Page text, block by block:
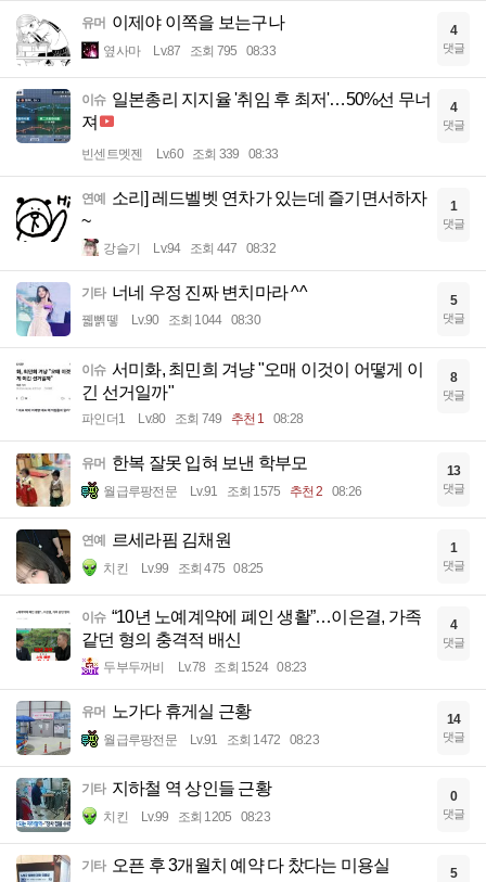
유머 이제야 이쪽을 보는구나
옆사마 Lv.87 조회 795 08:33
4
댓글
이슈 일본총리 지지율 '취임 후 최저'…50%선 무너
져
빈센트멧젠 Lv.60 조회 339 08:33
4
댓글
연예 소리] 레드벨벳 연차가 있는데 즐기면서하자
~
강슬기 Lv.94 조회 447 08:32
1
댓글
기타 너네 우정 진짜 변치마라 ^^
꿻뻵뗗 Lv.90 조회 1044 08:30
5
댓글
이슈 서미화, 최민희 겨냥 "오매 이것이 어떻게 이
긴 선거일까"
파인더1 Lv.80 조회 749 추천 1 08:28
8
댓글
유머 한복 잘못 입혀 보낸 학부모
월급루팡전문 Lv.91 조회 1575 추천 2 08:26
13
댓글
연예 르세라핌 김채원
치킨 Lv.99 조회 475 08:25
1
댓글
이슈 “10년 노예계약에 폐인 생활”…이은결, 가족
같던 형의 충격적 배신
두부두꺼비 Lv.78 조회 1524 08:23
4
댓글
유머 노가다 휴게실 근황
월급루팡전문 Lv.91 조회 1472 08:23
14
댓글
기타 지하철 역 상인들 근황
치킨 Lv.99 조회 1205 08:23
0
댓글
기타 오픈 후 3개월치 예약 다 찼다는 미용실 5